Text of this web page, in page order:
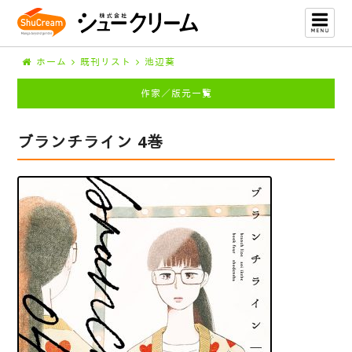
ホーム 既刊リスト 池辺葵
作家／版元一覧
ブランチライン 4巻